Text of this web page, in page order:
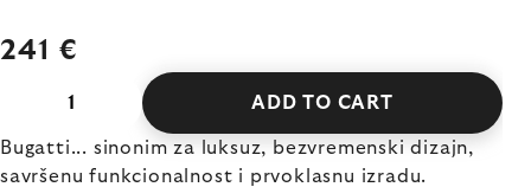
241 €
ADD TO CART
Bugatti... sinonim za luksuz, bezvremenski dizajn,
savršenu funkcionalnost i prvoklasnu izradu.